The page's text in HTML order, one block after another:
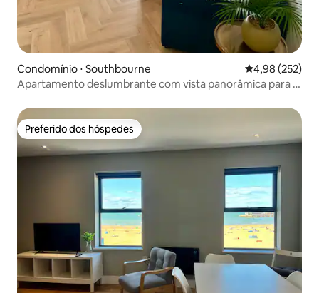
Condomínio ⋅ Southbourne 4,98 de uma
4,98 (252)
Apartamento deslumbrante com vista panorâmica para o
Preferido dos hóspedes
Preferido dos hóspedes